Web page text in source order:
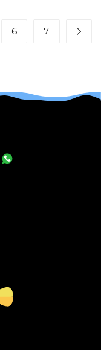
6 7